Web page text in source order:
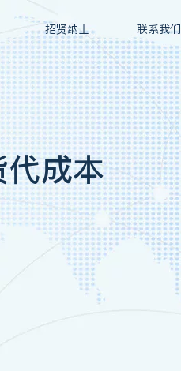
招贤纳士 联系我们
成本